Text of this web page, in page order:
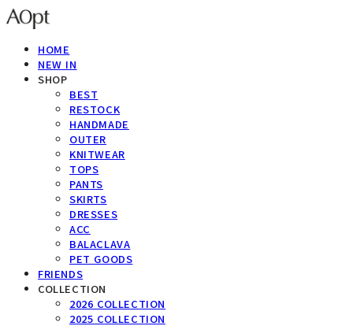
HOME
NEW IN
SHOP
BEST
RESTOCK
HANDMADE
OUTER
KNITWEAR
TOPS
PANTS
SKIRTS
DRESSES
ACC
BALACLAVA
PET GOODS
FRIENDS
COLLECTION
2026 COLLECTION
2025 COLLECTION